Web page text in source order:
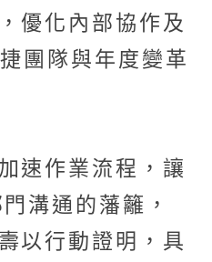
優化內部協作及
團隊與年度變革
速作業流程，讓
溝通的藩籬，
以行動證明，具